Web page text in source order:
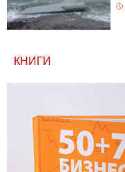
КНИГИ